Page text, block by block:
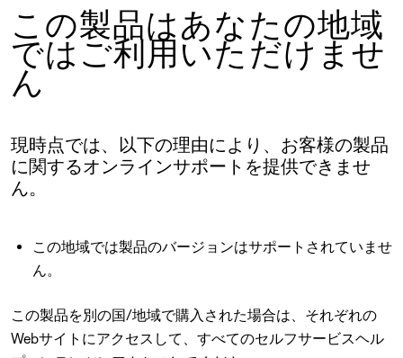
この製品はあなたの地域
ではご利用いただけませ
ん
現時点では、以下の理由により、お客様の製品
に関するオンラインサポートを提供できませ
ん。
この地域では製品のバージョンはサポートされていませ
ん。
この製品を別の国/地域で購入された場合は、それぞれの
Webサイトにアクセスして、すべてのセルフサービスヘル